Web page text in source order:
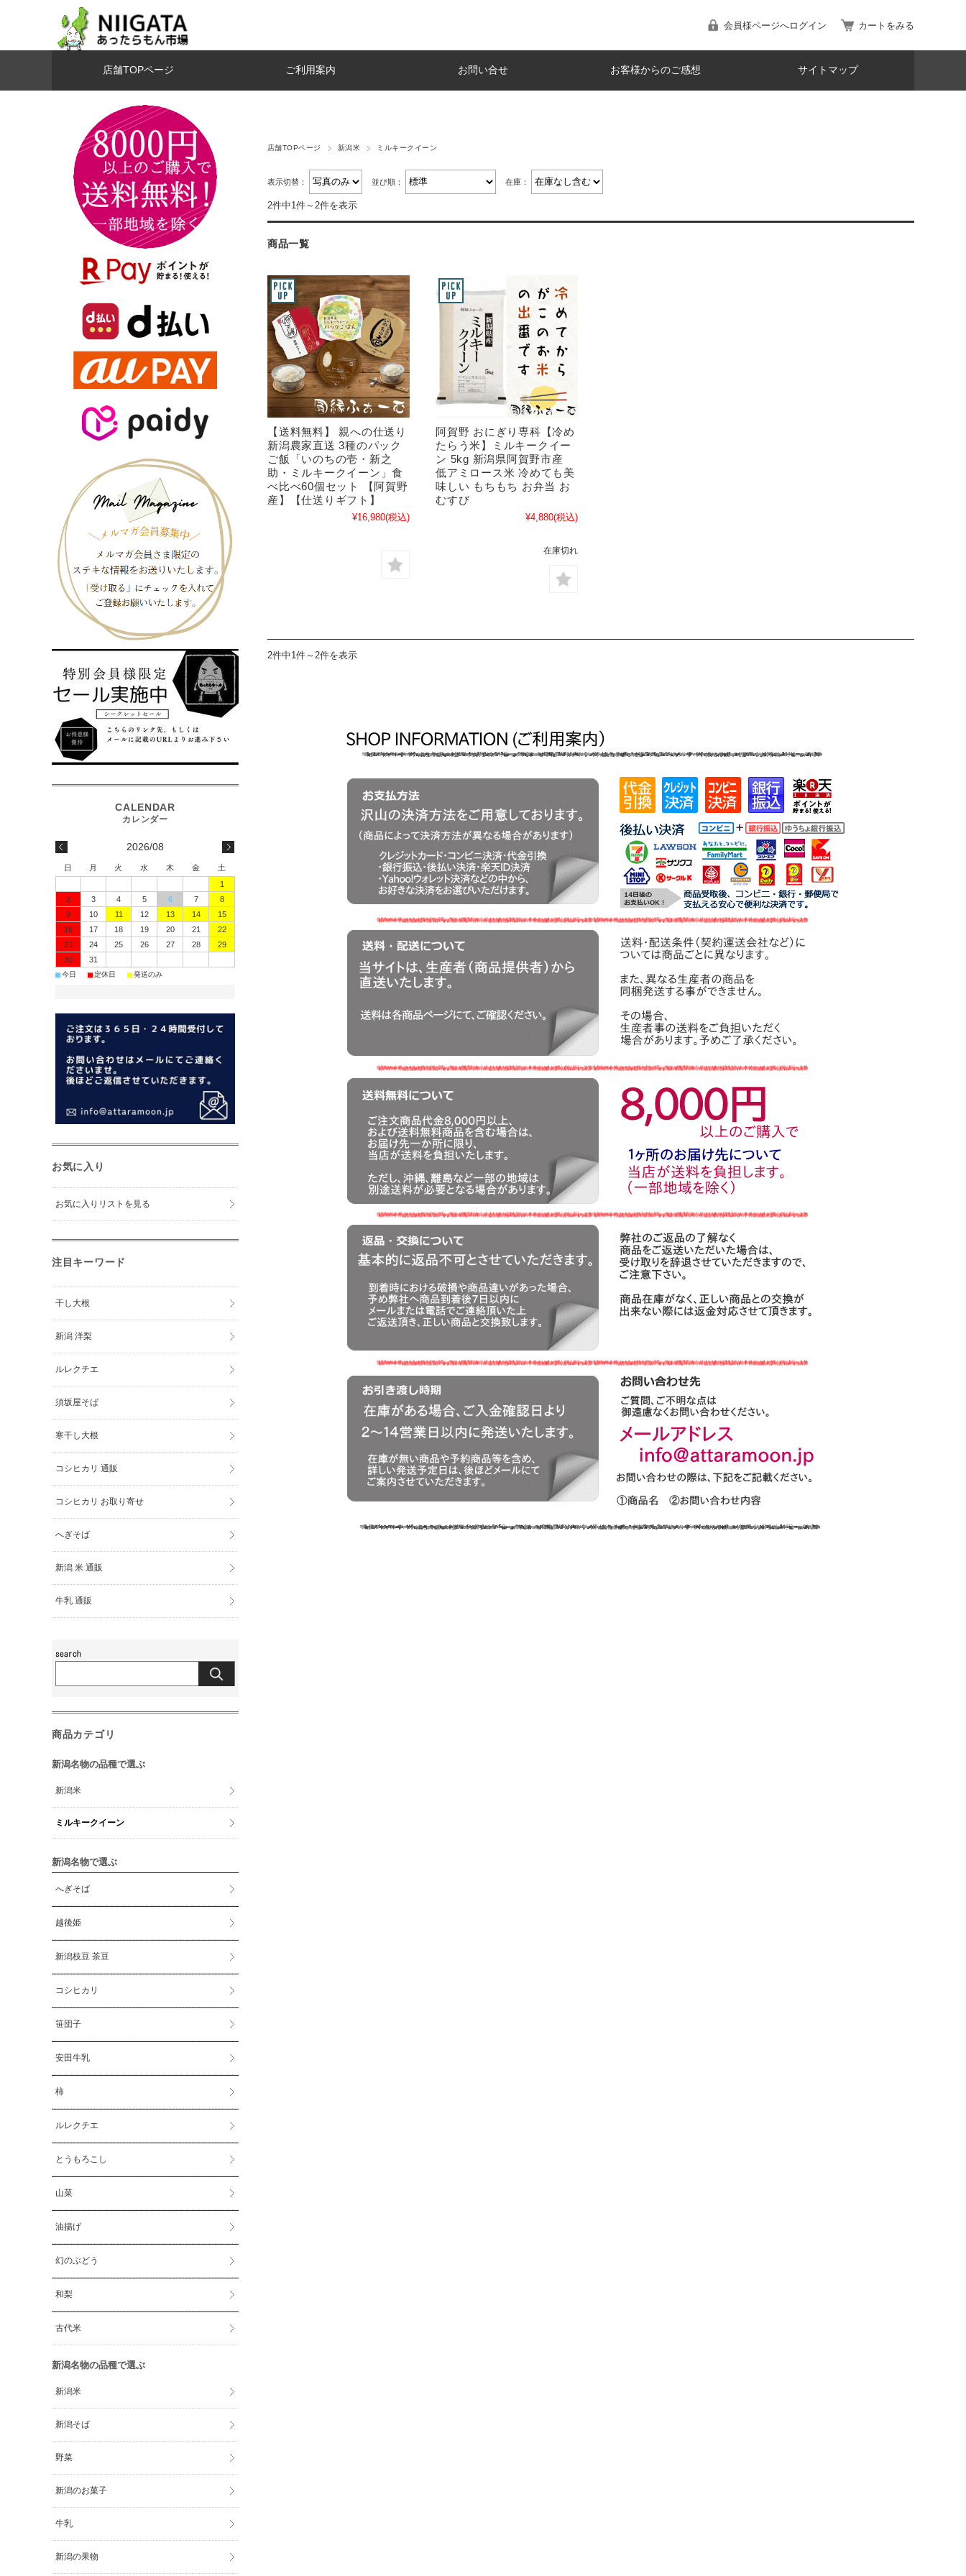
会員様ページへログイン カートをみる
店舗TOPページ ご利用案内 お問い合せ お客様からのご感想 サイトマップ
店舗TOPページ 新潟米 ミルキークイーン
表示切替： 並び順： 在庫：
2件中1件～2件を表示
商品一覧
【送料無料】 親への仕送り
新潟農家直送 3種のパック
ご飯「いのちの壱・新之
助・ミルキークイーン」食
べ比べ60個セット 【阿賀野
産】【仕送りギフト】
¥16,980(税込)
阿賀野 おにぎり専科【冷め
たらう米】ミルキークイー
ン 5kg 新潟県阿賀野市産
低アミロース米 冷めても美
味しい もちもち お弁当 お
むすび
¥4,880(税込)
在庫切れ
2件中1件～2件を表示
2026/08
日 月 火 水 木 金
土
1
2
3 4 5 6 7
8
9
10 11 12 13 14
15
16
17 18 19 20 21
22
23
24 25 26 27 28
29
30
31
■今日 ■定休日 ■発送のみ
お気に入り
お気に入りリストを見る
注目キーワード
干し大根
新潟 洋梨
ルレクチエ
須坂屋そば
寒干し大根
コシヒカリ 通販
コシヒカリ お取り寄せ
へぎそば
新潟 米 通販
牛乳 通販
商品カテゴリ
新潟名物の品種で選ぶ
新潟米
ミルキークイーン
新潟名物で選ぶ
へぎそば
越後姫
新潟枝豆 茶豆
コシヒカリ
笹団子
安田牛乳
柿
ルレクチエ
とうもろこし
山菜
油揚げ
幻のぶどう
和梨
古代米
新潟名物の品種で選ぶ
新潟米
新潟そば
野菜
新潟のお菓子
牛乳
新潟の果物